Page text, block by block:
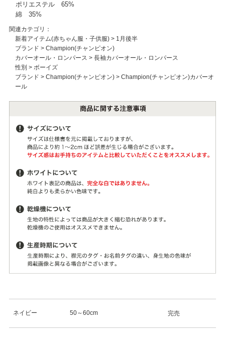
ポリエステル 65%
綿 35%
関連カテゴリ：
新着アイテム(赤ちゃん服・子供服)> 1月後半
ブランド > Champion(チャンピオン)
カバーオール・ロンパース > 長袖カバーオール・ロンパース
性別 > ボーイズ
ブランド > Champion(チャンピオン)> Champion(チャンピオン)カバーオ
ール
ネイビー 50～60cm 完売